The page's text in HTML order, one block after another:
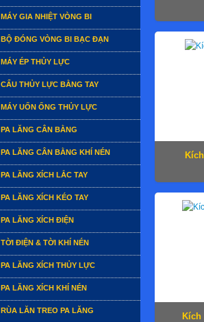
MÁY GIA NHIỆT VÒNG BI
BỘ ĐÓNG VÒNG BI BẠC ĐẠN
MÁY ÉP THỦY LỰC
CẨU THỦY LỰC BẰNG TAY
MÁY UỐN ỐNG THỦY LỰC
PA LĂNG CÂN BẰNG
PA LĂNG CÂN BẰNG KHÍ NÉN
PA LĂNG XÍCH LẮC TAY
PA LĂNG XÍCH KÉO TAY
PA LĂNG XÍCH ĐIỆN
TỜI ĐIỆN & TỜI KHÍ NÉN
PA LĂNG XÍCH THỦY LỰC
PA LĂNG XÍCH KHÍ NÉN
RÙA LĂN TREO PA LĂNG
Kích